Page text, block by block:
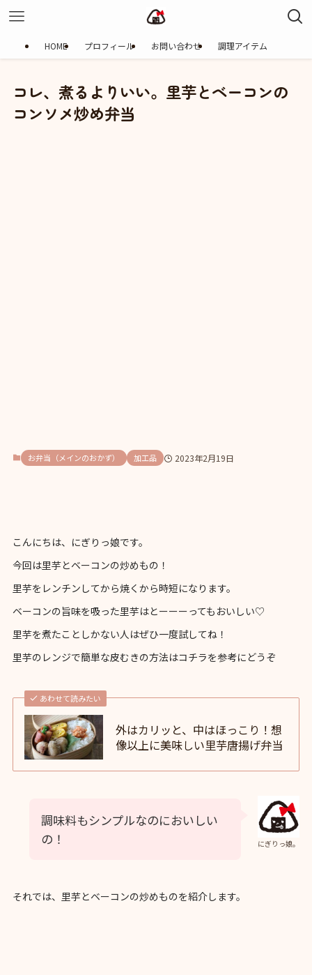
HOME プロフィール お問い合わせ 調理アイテム
コレ、煮るよりいい。里芋とベーコンの
コンソメ炒め弁当
お弁当（メインのおかず） 加工品 2023年2月19日
こんにちは、にぎりっ娘です。
今回は里芋とベーコンの炒めもの！
里芋をレンチンしてから焼くから時短になります。
ベーコンの旨味を吸った里芋はとーーーってもおいしい♡
里芋を煮たことしかない人はぜひ一度試してね！
里芋のレンジで簡単な皮むきの方法はコチラを参考にどうぞ
あわせて読みたい
外はカリッと、中はほっこり！想
像以上に美味しい里芋唐揚げ弁当
にぎりっ娘。
調味料もシンプルなのにおいしい
の！
それでは、里芋とベーコンの炒めものを紹介します。